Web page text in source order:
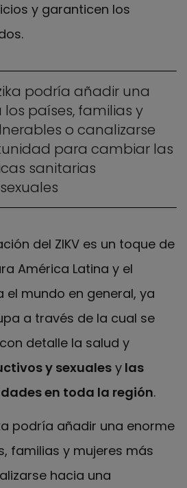
y garanticen los
podría añadir una
países, familias y
o canalizarse
para cambiar las
sanitarias
del ZIKV es un toque de
América Latina y el
mundo en general, ya
a través de la cual se
detalle la salud y
y sexuales y las
en toda la región.
podría añadir una enorme
familias y mujeres más
hacia una